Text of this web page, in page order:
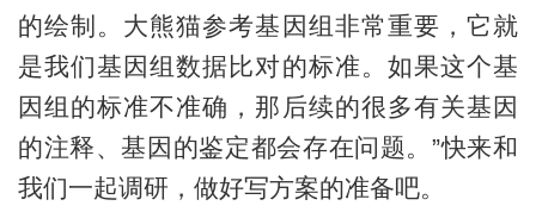
的绘制。大熊猫参考基因组非常重要，它就
是我们基因组数据比对的标准。如果这个基
因组的标准不准确，那后续的很多有关基因
的注释、基因的鉴定都会存在问题。”快来和
我们一起调研，做好写方案的准备吧。